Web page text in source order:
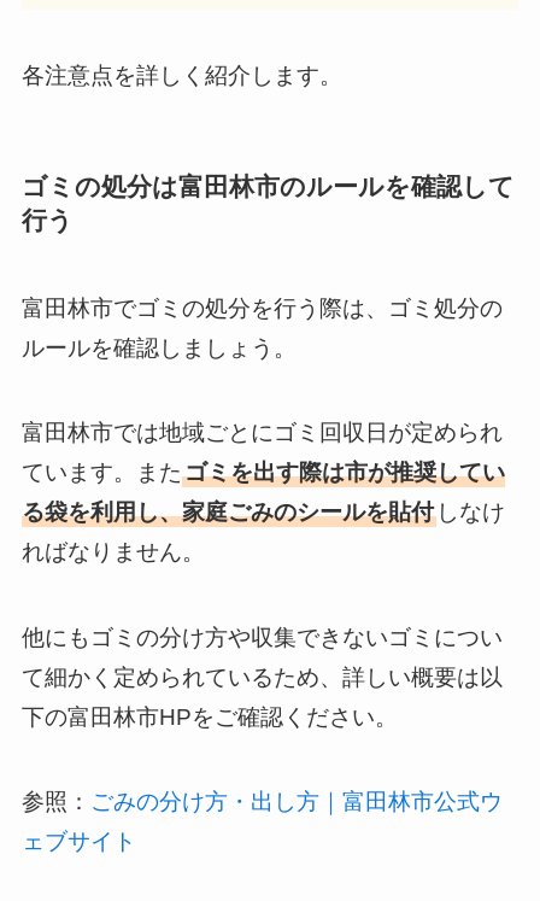
各注意点を詳しく紹介します。
ゴミの処分は富田林市のルールを確認して
行う
富田林市でゴミの処分を行う際は、ゴミ処分の
ルールを確認しましょう。
富田林市では地域ごとにゴミ回収日が定められ
ています。またゴミを出す際は市が推奨してい
る袋を利用し、家庭ごみのシールを貼付しなけ
ればなりません。
他にもゴミの分け方や収集できないゴミについ
て細かく定められているため、詳しい概要は以
下の富田林市HPをご確認ください。
参照： ごみの分け方・出し方｜富田林市公式ウ
ェブサイト